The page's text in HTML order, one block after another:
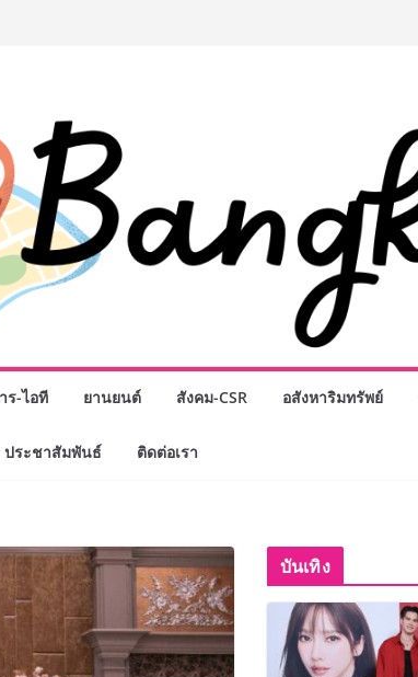
ร-ไอที ยานยนต์ สังคม-CSR อสังหาริมทรัพย์
ประชาสัมพันธ์ ติดต่อเรา
บันเทิง